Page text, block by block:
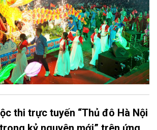
thi trực tuyến “Thủ đô Hà Nội